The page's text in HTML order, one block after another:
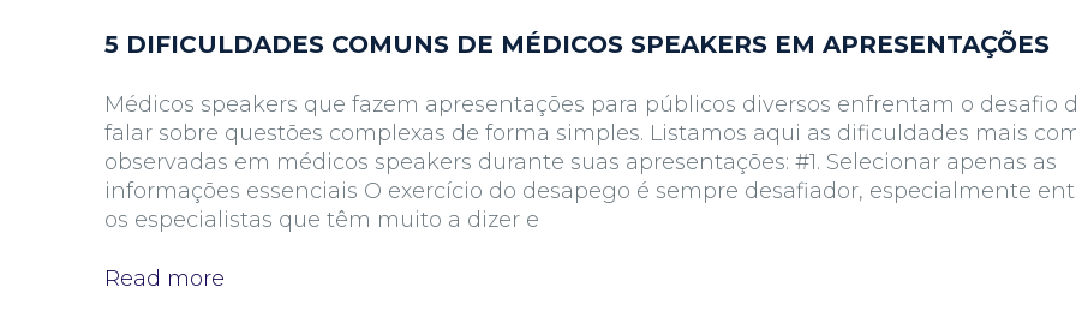
5 DIFICULDADES COMUNS DE MÉDICOS SPEAKERS EM APRESENTAÇÕES
Médicos speakers que fazem apresentações para públicos diversos enfrentam o desafio
falar sobre questões complexas de forma simples. Listamos aqui as dificuldades mais
observadas em médicos speakers durante suas apresentações: #1. Selecionar apenas as
informações essenciais O exercício do desapego é sempre desafiador, especialmente
os especialistas que têm muito a dizer e
Read more